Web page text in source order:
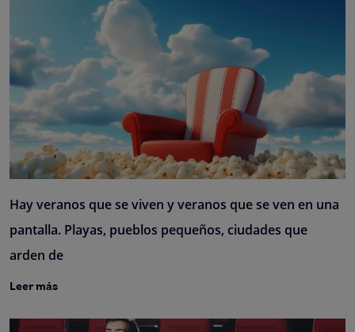
Hay veranos que se viven y veranos que se ven en una
pantalla. Playas, pueblos pequeños, ciudades que
arden de
Leer más